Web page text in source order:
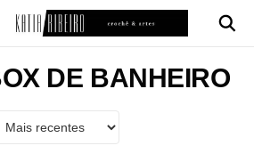
DE BANHEIRO